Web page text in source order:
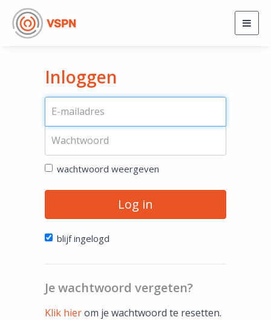
Inloggen
wachtwoord weergeven
Log in
blijf ingelogd
Je wachtwoord vergeten?
Klik hierom je wachtwoord te resetten.